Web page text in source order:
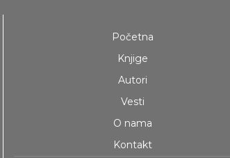
Početna
Knjige
Autori
Vesti
O nama
Kontakt